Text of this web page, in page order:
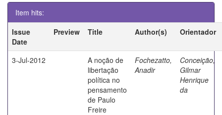
Item hits:
Issue
Date
Preview Title Author(s) Orientador
3-Jul-2012
A noção de
libertação
política no
pensamento
de Paulo
Freire
Fochezatto,
Anadir
Conceição,
Gilmar
Henrique
da